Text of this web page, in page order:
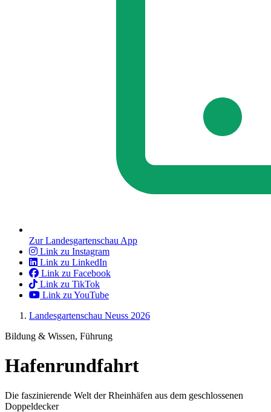
Zur Landesgartenschau App
Link zu Instagram
Link zu LinkedIn
Link zu Facebook
Link zu TikTok
Link zu YouTube
Landesgartenschau Neuss 2026
Bildung & Wissen, Führung
Hafenrundfahrt
Die faszinierende Welt der Rheinhäfen aus dem geschlossenen
Doppeldecker